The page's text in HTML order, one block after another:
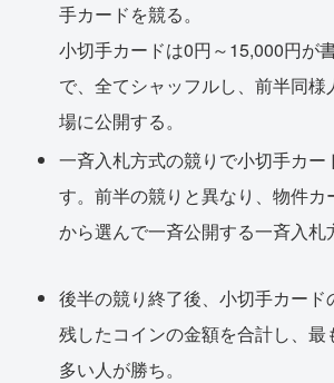
手カードを競る。
小切手カードは0円～15,000円が
で、全てシャッフルし、前半同様
場に公開する。
一斉入札方式の競りで小切手カー
す。前半の競りと異なり、物件カ
から選んで一斉公開する一斉入札
後半の競り終了後、小切手カード
残したコインの金額を合計し、最
多い人が勝ち。